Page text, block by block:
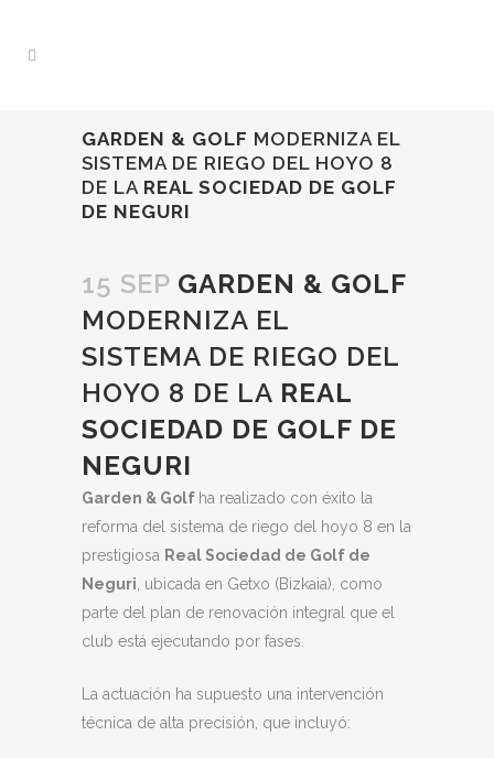
GARDEN & GOLF MODERNIZA EL
SISTEMA DE RIEGO DEL HOYO 8
DE LA REAL SOCIEDAD DE GOLF
DE NEGURI
15 SEP GARDEN & GOLF
MODERNIZA EL
SISTEMA DE RIEGO DEL
HOYO 8 DE LA REAL
SOCIEDAD DE GOLF DE
NEGURI
Garden & Golf ha realizado con éxito la
reforma del sistema de riego del hoyo 8 en la
prestigiosa Real Sociedad de Golf de
Neguri , ubicada en Getxo (Bizkaia), como
parte del plan de renovación integral que el
club está ejecutando por fases.
La actuación ha supuesto una intervención
técnica de alta precisión, que incluyó: